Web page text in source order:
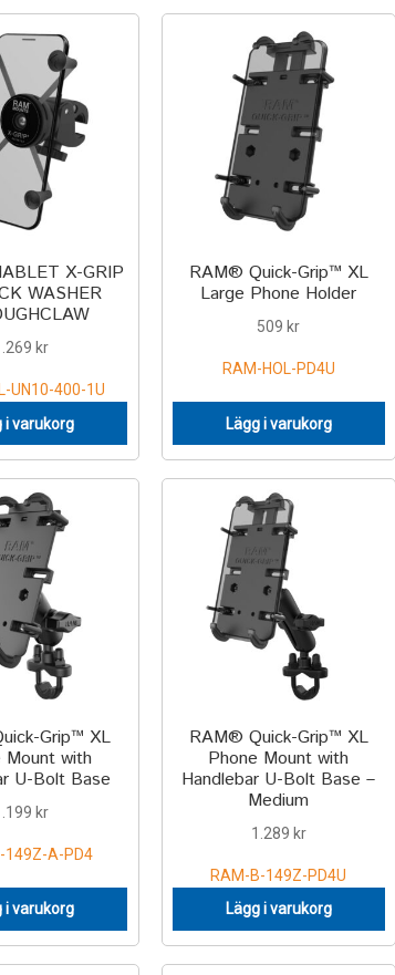
X-GRIP
WASHER
kr
UN10-400-1U
i varukorg
RAM® Quick-Grip™ XL
Large Phone Holder
509 kr
RAM-HOL-PD4U
Lägg i varukorg
Grip™ XL
Mount with
U-Bolt Base
kr
149Z-A-PD4
i varukorg
RAM® Quick-Grip™ XL
Phone Mount with
Handlebar U-Bolt Base –
Medium
1.289 kr
RAM-B-149Z-PD4U
Lägg i varukorg